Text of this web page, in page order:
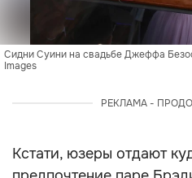
Сидни Суини на свадьбе Джеффа
Images
РЕКЛАМА -
Кстати, юзеры отдают